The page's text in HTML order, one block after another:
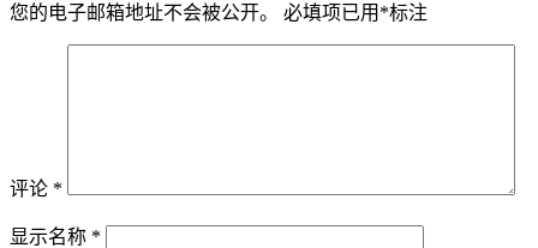
您的电子邮箱地址不会被公开。 必填项已用 *标注
评论 *
显示名称 *